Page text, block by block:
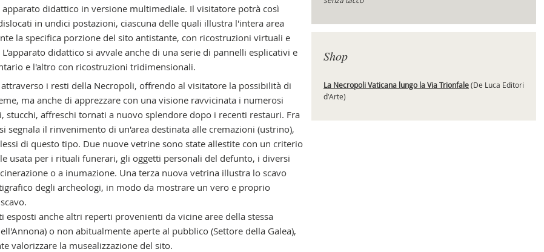
didattico in versione multimediale. Il visitatore potrà così
in undici postazioni, ciascuna delle quali illustra l'intera area
la specifica porzione del sito antistante, con ricostruzioni virtuali e
didattico si avvale anche di una serie di pannelli esplicativi e
e l'altro con ricostruzioni tridimensionali.
i resti della Necropoli, offrendo al visitatore la possibilità di
ma anche di apprezzare con una visione ravvicinata i numerosi
stucchi, affreschi tornati a nuovo splendore dopo i recenti restauri. Fra
segnala il rinvenimento di un'area destinata alle cremazioni (ustrino),
di questo tipo. Due nuove vetrine sono state allestite con un criterio
usata per i rituali funerari, gli oggetti personali del defunto, i diversi
o a inumazione. Una terza nuova vetrina illustra lo scavo
degli archeologi, in modo da mostrare un vero e proprio
esposti anche altri reperti provenienti da vicine aree della stessa
o non abitualmente aperte al pubblico (Settore della Galea),
valorizzare la musealizzazione del sito.
Shop
La Necropoli Vaticana lungo la Via Trionfale(De Luca Editori
d'Arte)